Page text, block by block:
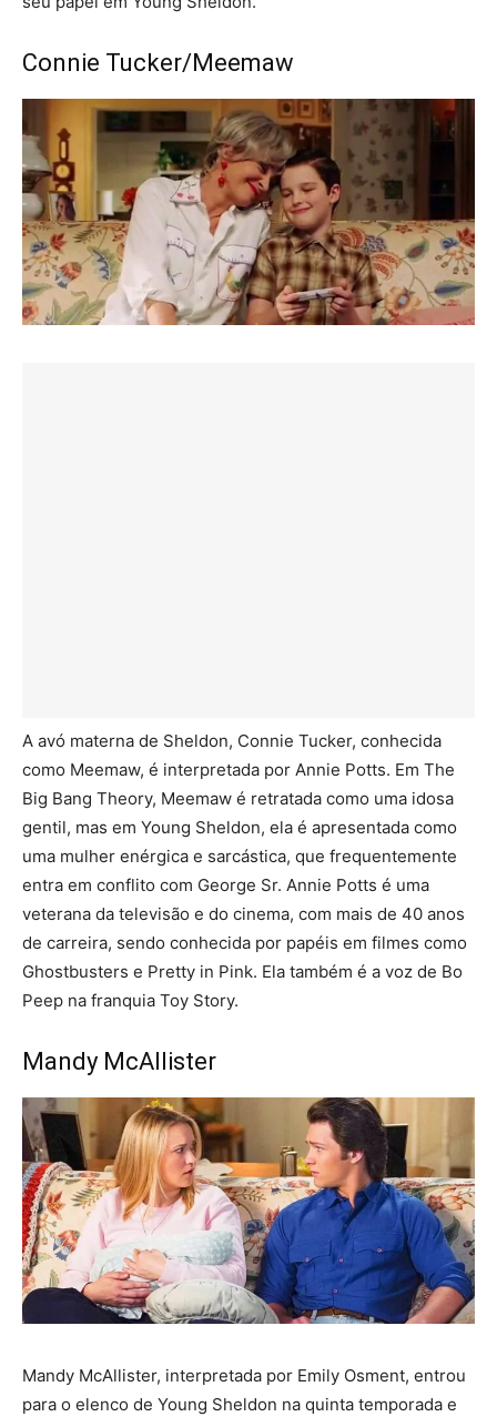
Connie Tucker/Meemaw
A avó materna de Sheldon, Connie Tucker, conhecida
como Meemaw, é interpretada por Annie Potts. Em The
Big Bang Theory, Meemaw é retratada como uma idosa
gentil, mas em Young Sheldon, ela é apresentada como
uma mulher enérgica e sarcástica, que frequentemente
entra em conflito com George Sr. Annie Potts é uma
veterana da televisão e do cinema, com mais de 40 anos
de carreira, sendo conhecida por papéis em filmes como
Ghostbusters e Pretty in Pink. Ela também é a voz de Bo
Peep na franquia Toy Story.
Mandy McAllister
Mandy McAllister, interpretada por Emily Osment, entrou
para o elenco de Young Sheldon na quinta temporada e